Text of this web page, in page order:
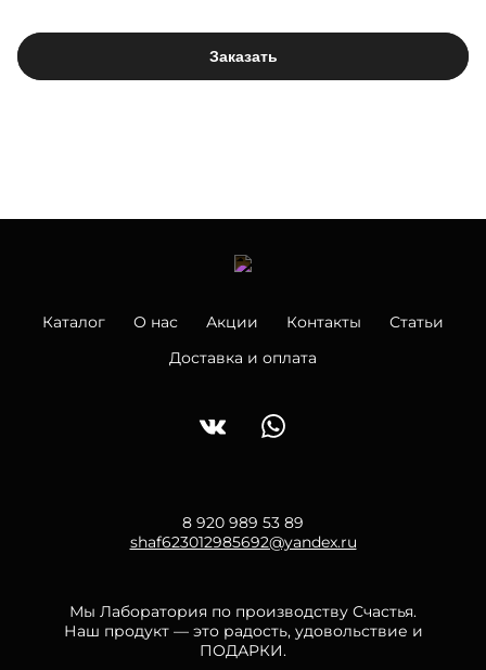
Заказать
Каталог О нас Акции Контакты
Статьи
Доставка и оплата
8 920 989 53 89
shaf623012985692@yandex.ru
Мы Лаборатория по производству Счастья.
Наш продукт — это радость, удовольствие и
ПОДАРКИ.